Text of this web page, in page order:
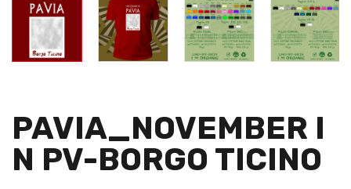
PAVIA_NOVEMBER I
N PV-BORGO TICINO